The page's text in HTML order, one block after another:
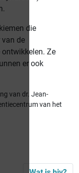
die
de
Ze
er ook
van dr. Jean-
van het